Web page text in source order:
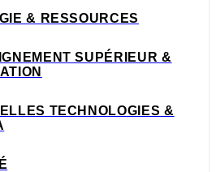
& RESSOURCES
SUPÉRIEUR &
TECHNOLOGIES &